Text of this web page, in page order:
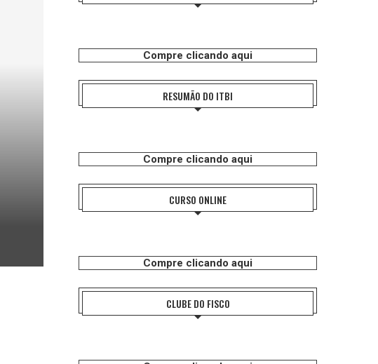
Compre clicando aqui
RESUMÃO DO ITBI
Compre clicando aqui
CURSO ONLINE
Compre clicando aqui
CLUBE DO FISCO